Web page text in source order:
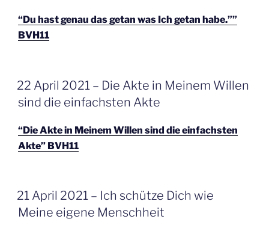
“Du hast genau das getan was Ich getan habe.””
BVH11
GEPLAATST
OP
22 April 2021 – Die Akte in Meinem Willen
sind die einfachsten Akte
“Die Akte in Meinem Willen sind die einfachsten
Akte” BVH11
GEPLAATST
OP
21 April 2021 – Ich schütze Dich wie
Meine eigene Menschheit